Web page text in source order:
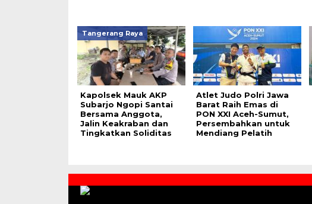
Tangerang Raya
Kapolsek Mauk AKP
Subarjo Ngopi Santai
Bersama Anggota,
Jalin Keakraban dan
Tingkatkan Soliditas
Atlet Judo Polri Jawa
Barat Raih Emas di
PON XXI Aceh-Sumut,
Persembahkan untuk
Mendiang Pelatih